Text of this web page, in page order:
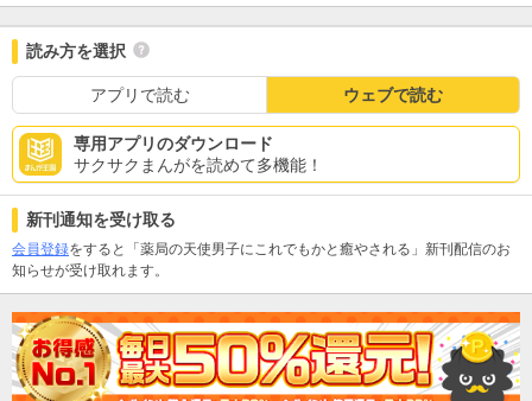
読み方を選択
アプリで読む ウェブで読む
専用アプリのダウンロード
サクサクまんがを読めて多機能！
新刊通知を受け取る
会員登録をすると「薬局の天使男子にこれでもかと癒やされる」新刊配信のお
知らせが受け取れます。